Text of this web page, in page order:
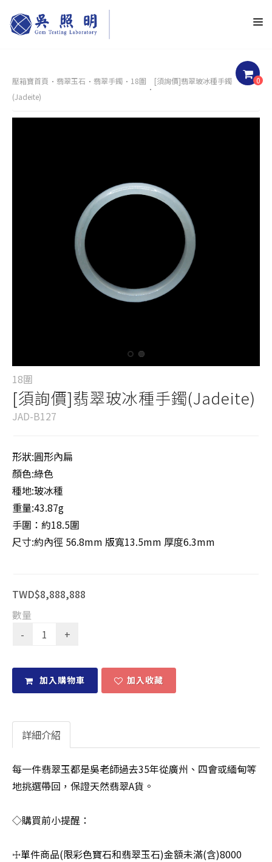
0
壓箱寶首頁 翡翠玉石 翡翠手鐲 18圍
[須詢價]翡翠玻冰種手鐲
(Jadeite)
18圍
[須詢價]翡翠玻冰種手鐲(Jadeite)
JAD-B127
形狀:圓形內扁
顏色:綠色
種地:玻冰種
重量:43.87g
手圍：約18.5圍
尺寸:約內徑 56.8mm 版寬13.5mm 厚度6.3mm
TWD$8,888,888
數量
加入購物車 加入收藏
詳細介紹
每一件翡翠玉都是吳老師過去35年從廣州、四會或緬甸等
地挑選帶回，保證天然翡翠A貨。
◇購買前小提醒：
☩單件商品(限彩色寶石和翡翠玉石)金額未滿(含)8000